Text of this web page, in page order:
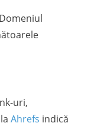
uri,
Ahrefs indică